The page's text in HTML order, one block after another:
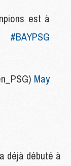
est à
#BAYPSG
May
déjà débuté à